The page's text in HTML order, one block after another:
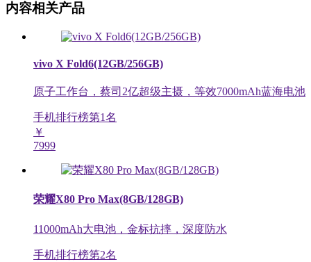
内容相关产品
vivo X Fold6(12GB/256GB)
原子工作台，蔡司2亿超级主摄，等效7000mAh蓝海电池
手机排行榜第1名
￥
7999
荣耀X80 Pro Max(8GB/128GB)
11000mAh大电池，金标抗摔，深度防水
手机排行榜第2名